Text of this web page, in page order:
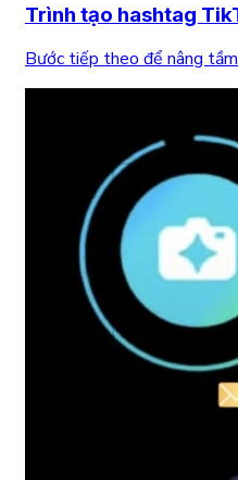
Trình tạo hashtag
Bước tiếp theo để nâng